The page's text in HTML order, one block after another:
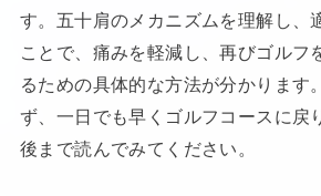
す。五十肩のメカニズムを理解し、
ことで、痛みを軽減し、再びゴルフ
るための具体的な方法が分かります
ず、一日でも早くゴルフコースに戻
後まで読んでみてください。